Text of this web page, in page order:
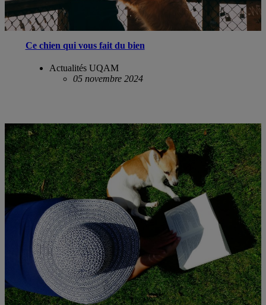
Ce chien qui vous fait du bien
Actualités UQAM
05 novembre 2024